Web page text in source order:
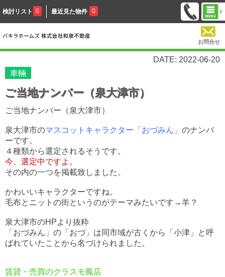
検討リスト 0 最近見た物件 0
お問合せ
DATE: 2022-06-20
車輛
ご当地ナンバー（泉大津市）
ご当地ナンバー（泉大津市）
泉大津市のマスコットキャラクター「おづみん」 のナンバ
ーです。
４種類から選定されるそうです。
今、選定中ですよ。
その内の一つを掲載致しました。
かわいいキャラクターですね。
毛布とニットの街というのがテーマみたいです→羊？
泉大津市のHPより抜粋
「おづみん」の「おづ」は同市域が古くから「小津」と呼
ばれていたことから名づけられました。
賃貸・売買のクラスモ鳳店